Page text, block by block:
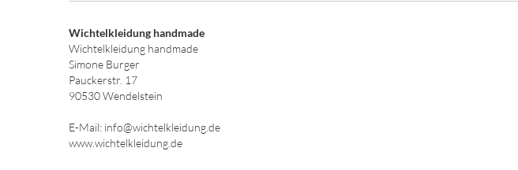
Wichtelkleidung handmade
Wichtelkleidung handmade
Simone Burger
Pauckerstr. 17
90530 Wendelstein
E-Mail: info@wichtelkleidung.de
www.wichtelkleidung.de